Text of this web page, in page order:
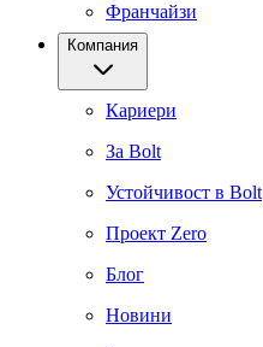
Франчайзи
Компания
Кариери
За Bolt
Устойчивост в Bolt
Проект Zero
Блог
Новини